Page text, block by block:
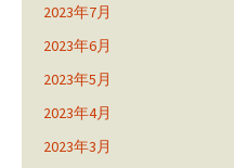
2023年7月
2023年6月
2023年5月
2023年4月
2023年3月